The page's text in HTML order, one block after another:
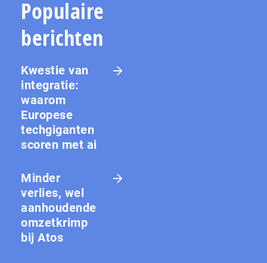
Populaire
berichten
Kwestie van
integratie:
waarom
Europese
techgiganten
scoren met ai
Minder
verlies, wel
aanhoudende
omzetkrimp
bij Atos